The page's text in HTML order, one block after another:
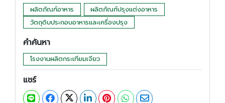
ผลิตภัณฑ์อาหาร
ผลิตภัณฑ์ปรุงแต่งอาหาร
วัตถุดิบประกอบอาหารและเครื่องปรุง
คำค้นหา
โรงงานผลิตกระเทียมเจียว
แชร์